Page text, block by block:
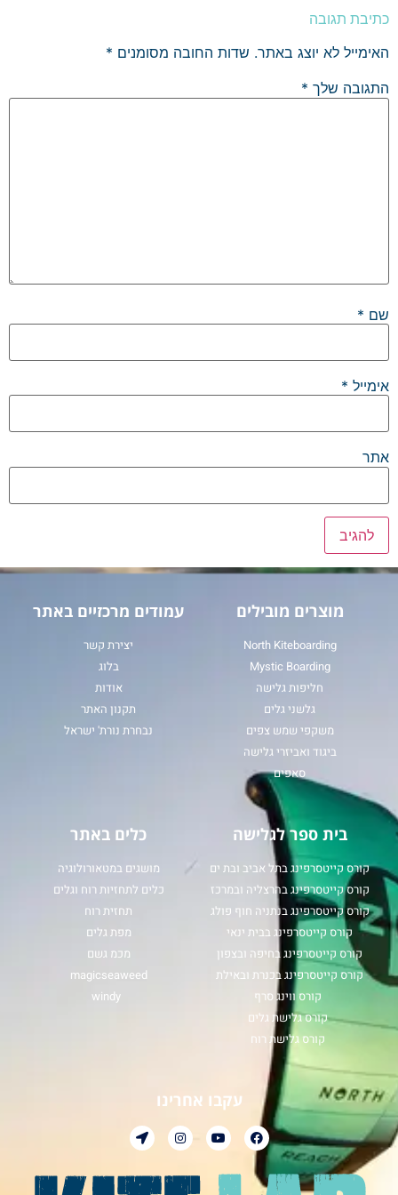
כתיבת תגובה
האימייל לא יוצג באתר. שדות החובה מסומנים *
התגובה שלך *
שם *
אימייל *
אתר
מוצרים מובילים
North Kiteboarding
Mystic Boarding
חליפות גלישה
גלשני גלים
משקפי שמש צפים
ביגוד ואביזרי גלישה
סאפים
עמודים מרכזיים באתר
יצירת קשר
בלוג
אודות
תקנון האתר
נבחרת נורת' ישראל
בית ספר לגלישה
קורס קייטסרפינג בתל אביב ובת ים
קורס קייטסרפינג בהרצליה ובמרכז
קורס קייטסרפינג בנתניה חוף פולג
קורס קייטסרפינג בבית ינאי
קורס קייטסרפינג בחיפה ובצפון
קורס קייטסרפינג בכנרת ובאילת
קורס ווינג סרף
קורס גלישת גלים
קורס גלישת רוח
כלים באתר
מושגים במטאורולוגיה
כלים לתחזיות רוח וגלים
תחזית רוח
מפת גלים
מכמ גשם
magicseaweed
windy
עקבו אחרינו